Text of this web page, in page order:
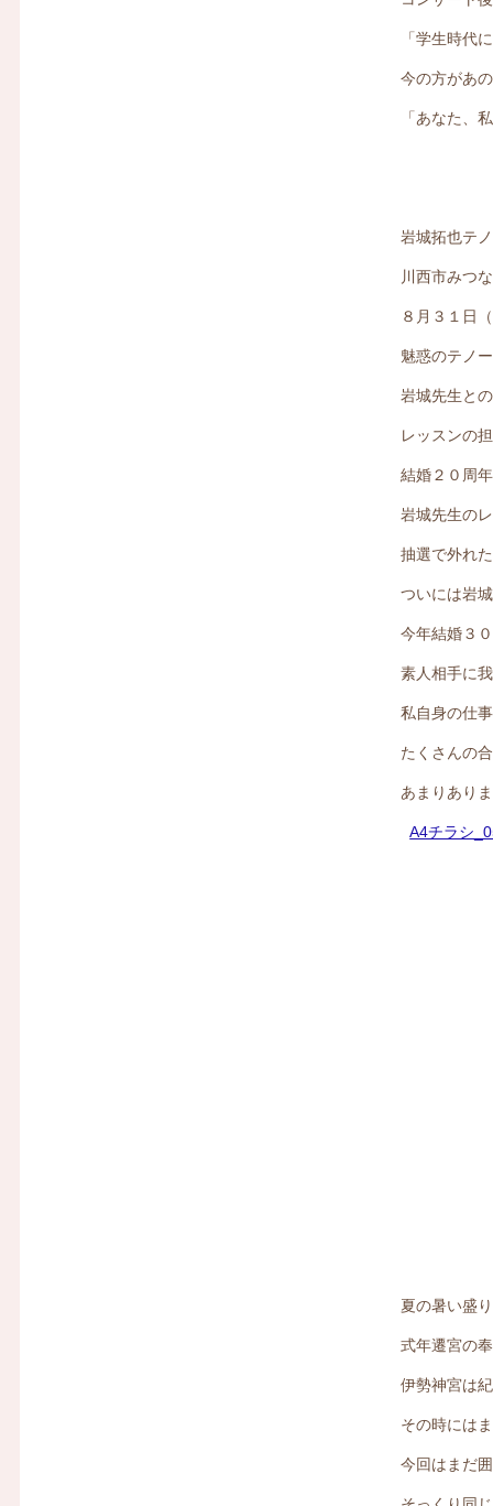
「学生時代
今の方があ
「あなた、
岩城拓也テ
川西市みつ
８月３１日
魅惑のテノ
岩城先生と
レッスンの
結婚２０周
岩城先生の
抽選で外れ
ついには岩
今年結婚３
素人相手に
私自身の仕
たくさんの
あまりあり
A4チラシ
夏の暑い盛
式年遷宮の
伊勢神宮は
その時には
今回はまだ